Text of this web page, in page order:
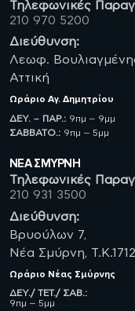
Τηλεφωνικές
210 970 5200
Διεύθυνση:
Λεωφ.
Αττική
Ωράριο Αγ. Δημητρίου
ΔΕΥ. – ΠΑΡ.: 9πμ – 9μμ
ΣΑΒBATO.: 9πμ – 5μμ
ΝΈΑ ΣΜΥΡΝΗ
Τηλεφωνικές
210 931 3500
Διεύθυνση:
Βρυούλων 7,
Νέα Σμύρνη,
Ωράριο Νέας Σμύρνης
ΔΕΥ./ ΤΕΤ./ ΣΑΒ.:
9πμ – 5μμ